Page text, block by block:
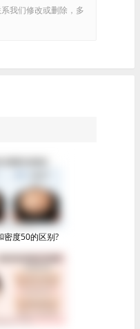
我们修改或删除，多
密度50的区别?